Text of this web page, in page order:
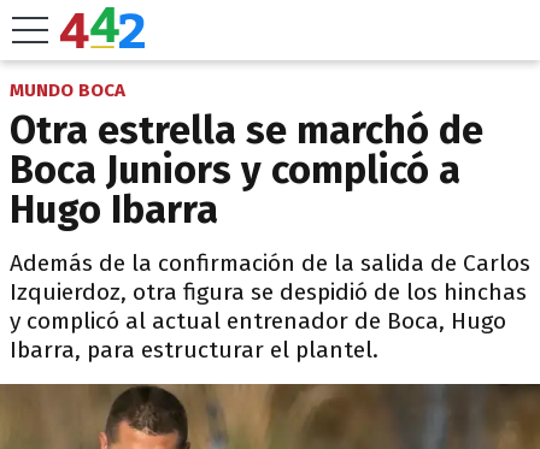
MUNDO BOCA
Otra estrella se marchó de
Boca Juniors y complicó a
Hugo Ibarra
Además de la confirmación de la salida de Carlos
Izquierdoz, otra figura se despidió de los hinchas
y complicó al actual entrenador de Boca, Hugo
Ibarra, para estructurar el plantel.